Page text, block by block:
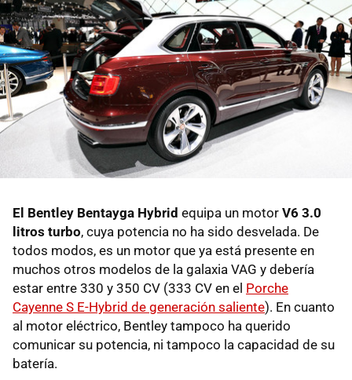
El Bentley Bentayga Hybrid equipa un motor V6 3.0
litros turbo, cuya potencia no ha sido desvelada. De
todos modos, es un motor que ya está presente en
muchos otros modelos de la galaxia VAG y debería
estar entre 330 y 350 CV (333 CV en el Porche
Cayenne S E-Hybrid de generación saliente). En cuanto
al motor eléctrico, Bentley tampoco ha querido
comunicar su potencia, ni tampoco la capacidad de su
batería.